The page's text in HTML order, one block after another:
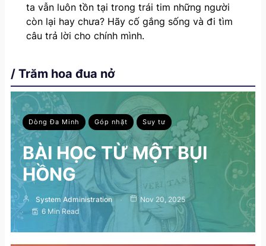
ta vẫn luôn tồn tại trong trái tim những người
còn lại hay chưa? Hãy cố gắng sống và đi tìm
câu trả lời cho chính mình.
/ Trăm hoa đua nở
Dòng Đa Minh Góp nhặt Suy tư
BÀI HỌC TỪ MỘT BỤI
HỒNG
System Administration
Nov 20, 2025
6 Min Read